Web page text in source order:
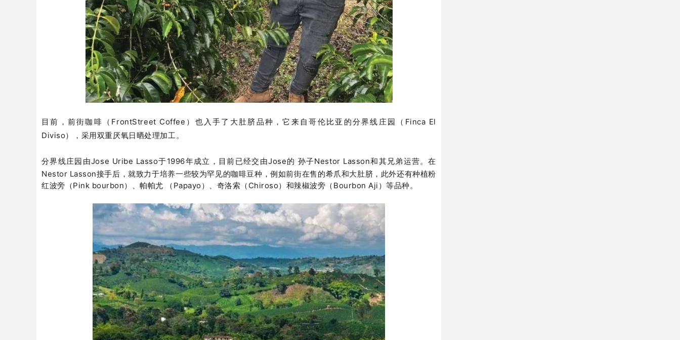
目前，前街咖啡（FrontStreet Coffee）也入手了大肚脐品种，它来自哥伦比亚的分界线庄园（ Finca El
Diviso），采用双重厌氧日晒处理加工。
分界线庄园由Jose Uribe Lasso于1996年成立，目前已经交由Jose的 孙子Nestor Lasson和其兄弟运营。在
Nestor Lasson接手后，就致力于培养一些较为罕见的咖啡豆种，例如前街在售的希爪和大肚脐，此外还有种植粉
红波旁（Pink bourbon）、帕帕尤 （Papayo）、奇洛索（Chiroso）和辣椒波旁（Bourbon Aji）等品种。